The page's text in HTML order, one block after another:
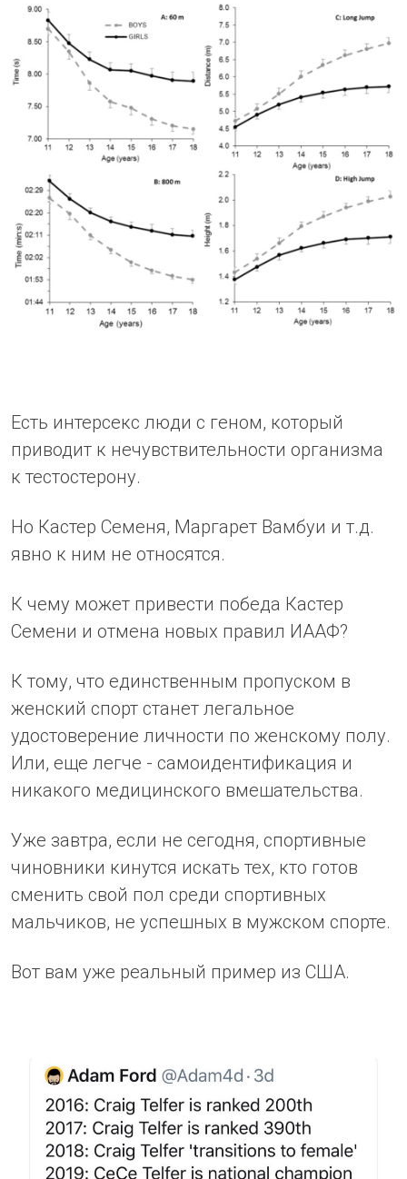
Есть интерсекс люди с геном, который
приводит к нечувствительности организма
к тестостерону.
Но Кастер Семеня, Маргарет Вамбуи и т.д.
явно к ним не относятся.
К чему может привести победа Кастер
Семени и отмена новых правил ИААФ?
К тому, что единственным пропуском в
женский спорт станет легальное
удостоверение личности по женскому полу.
Или, еще легче - самоидентификация и
никакого медицинского вмешательства.
Уже завтра, если не сегодня, спортивные
чиновники кинутся искать тех, кто готов
сменить свой пол среди спортивных
мальчиков, не успешных в мужском спорте.
Вот вам уже реальный пример из США.